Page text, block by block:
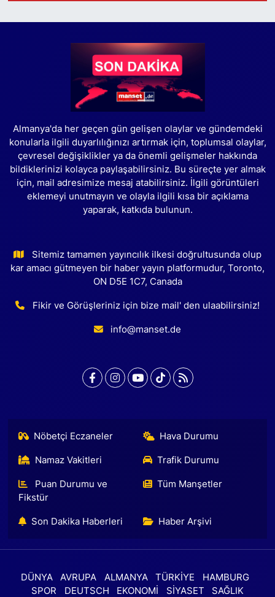
Almanya'da her geçen gün gelişen olaylar ve gündemdeki
konularla ilgili duyarlılığınızı artırmak için, toplumsal olaylar,
çevresel değişiklikler ya da önemli gelişmeler hakkında
bildiklerinizi kolayca paylaşabilirsiniz. Bu süreçte yer almak
için, mail adresimize mesaj atabilirsiniz. İlgili görüntüleri
eklemeyi unutmayın ve olayla ilgili kısa bir açıklama
yaparak, katkıda bulunun.
Sitemiz tamamen yayıncılık ilkesi doğrultusunda olup
kar amacı gütmeyen bir haber yayın platformudur, Toronto,
ON D5E 1C7, Canada
Fikir ve Görüşleriniz için bize mail' den ulaabilirsiniz!
info@manset.de
Nöbetçi Eczaneler Hava Durumu
Namaz Vakitleri Trafik Durumu
Puan Durumu ve
Fikstür
Tüm Manşetler
Son Dakika Haberleri Haber Arşivi
DÜNYA AVRUPA ALMANYA TÜRKİYE
HAMBURG
SPOR
DEUTSCH EKONOMİ SİYASET SAĞLIK